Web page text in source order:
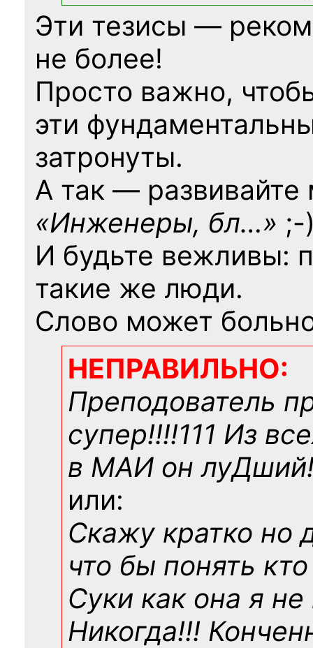
Эти тезисы —
не более!
Просто важно,
эти
затронуты.
А так — развивайте
«Инженеры, бл…» ;-
И будьте вежливы:
такие же люди.
Слово может
НЕПРАВИЛЬНО:
Преподователь
супер!!!!111 Из
в МАИ он
или:
Скажу кратко но
что бы понять
Суки как она я не
Никогда!!!